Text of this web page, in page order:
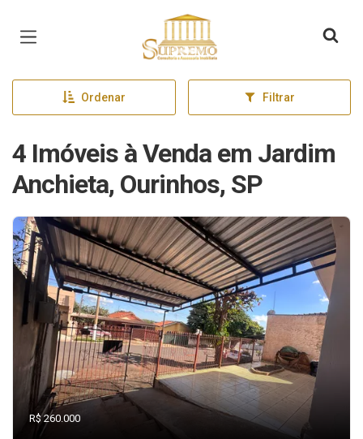
Página inicial
Ordenar Filtrar
4 Imóveis à Venda em Jardim
Anchieta, Ourinhos, SP
R$ 260.000